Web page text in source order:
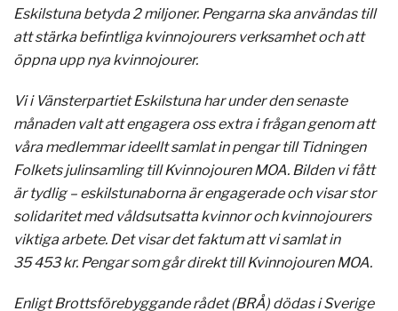
Eskilstuna betyda 2 miljoner. Pengarna ska användas till
att stärka befintliga kvinnojourers verksamhet och att
öppna upp nya kvinnojourer.
Vi i Vänsterpartiet Eskilstuna har under den senaste
månaden valt att engagera oss extra i frågan genom att
våra medlemmar ideellt samlat in pengar till Tidningen
Folkets julinsamling till Kvinnojouren MOA. Bilden vi fått
är tydlig – eskilstunaborna är engagerade och visar stor
solidaritet med våldsutsatta kvinnor och kvinnojourers
viktiga arbete. Det visar det faktum att vi samlat in
35 453 kr. Pengar som går direkt till Kvinnojouren MOA.
Enligt Brottsförebyggande rådet (BRÅ) dödas i Sverige